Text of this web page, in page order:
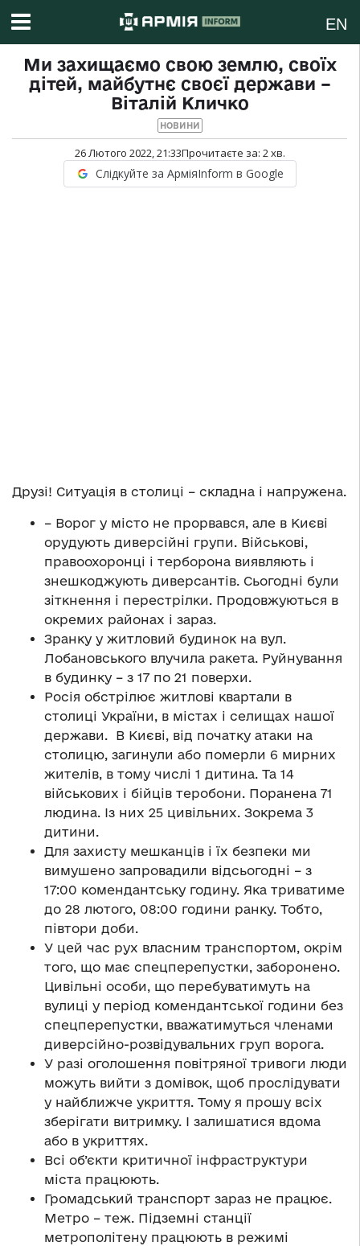
EN
Ми захищаємо свою землю, своїх
дітей, майбутнє своєї держави –
Віталій Кличко
НОВИНИ
26 Лютого 2022, 21:33Прочитаєте за: 2хв.
Слідкуйте за АрміяInform в Google
Друзі! Ситуація в столиці – складна і напружена.
– Ворог у місто не прорвався, але в Києві
орудують диверсійні групи. Військові,
правоохоронці і терборона виявляють і
знешкоджують диверсантів. Сьогодні були
зіткнення і перестрілки. Продовжуються в
окремих районах і зараз.
Зранку у житловий будинок на вул.
Лобановського влучила ракета. Руйнування
в будинку – з 17 по 21 поверхи.
Росія обстрілює житлові квартали в
столиці України, в містах і селищах нашої
держави. В Києві, від початку атаки на
столицю, загинули або померли 6 мирних
жителів, в тому числі 1 дитина. Та 14
військових і бійців теробони. Поранена 71
людина. Із них 25 цивільних. Зокрема 3
дитини.
Для захисту мешканців і їх безпеки ми
вимушено запровадили відсьогодні – з
17:00 комендантську годину. Яка триватиме
до 28 лютого, 08:00 години ранку. Тобто,
півтори доби.
У цей час рух власним транспортом, окрім
того, що має спецперепустки, заборонено.
Цивільні особи, що перебуватимуть на
вулиці у період комендантської години без
спецперепустки, вважатимуться членами
диверсійно-розвідувальних груп ворога.
У разі оголошення повітряної тривоги люди
можуть вийти з домівок, щоб прослідувати
у найближче укриття. Тому я прошу всіх
зберігати витримку. І залишатися вдома
або в укриттях.
Всі об’єкти критичної інфраструктури
міста працюють.
Громадський транспорт зараз не працює.
Метро – теж. Підземні станції
метрополітену працюють в режимі